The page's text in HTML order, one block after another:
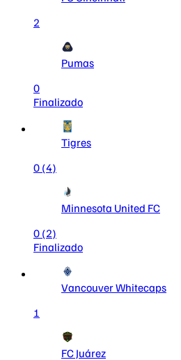
2
Pumas
0
Finalizado
Tigres
0 (4)
Minnesota United FC
0 (2)
Finalizado
Vancouver Whitecaps
1
FC Juárez